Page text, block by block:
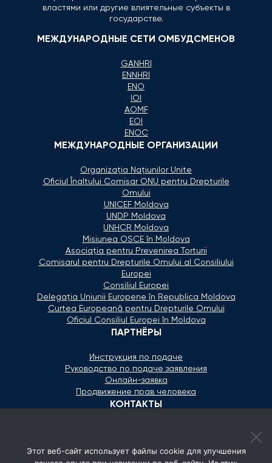
властями или другие влиятельные субъекты в
государстве.
МЕЖДУНАРОДНЫЕ СЕТИ ОМБУДСМЕНОВ
GANHRI
ENNHRI
ENO
IOI
AOMF
EOI
ENOC
МЕЖДУНАРОДНЫЕ ОРГАНИЗАЦИИ
Organizaţia Naţiunilor Unite
Oficiul Înaltului Comisar ONU pentru Drepturile
Omului
UNICEF Moldova
UNDP Moldova
UNHCR Moldova
Misiunea OSCE în Moldova
Asociaţia pentru Prevenirea Torturii
Comisarul pentru Drepturile Omului al Consiliului
Europei
Consiliul Europei
Delegaţia Uniunii Europene în Republica Moldova
Curtea Europeană pentru Drepturile Omului
Oficiul Consiliul Europei în Moldova
ПАРТНЁРЫ
Инструкция по подаче
Руководство по подаче заявления
Онлайн-заявка
Продвижение прав человека
КОНТАКТЫ
secretariat@ombudsman.md
Этот веб-сайт использует файлы cookie для улучшения